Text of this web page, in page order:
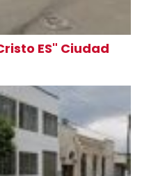
ES" Ciudad